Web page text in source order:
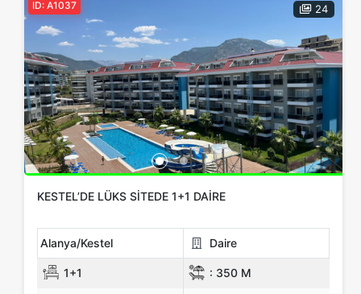
24
ID: A1037
KESTEL’DE LÜKS SITEDE 1+1 DAIRE
Alanya/Kestel Daire
1+1 : 350 M